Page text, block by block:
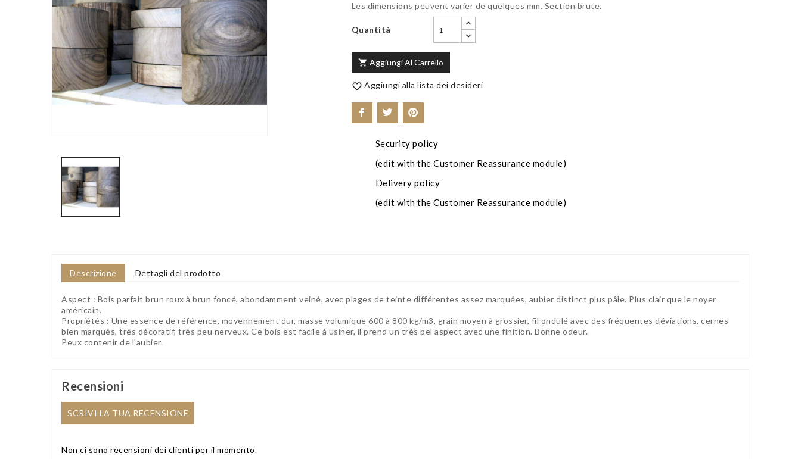
Les dimensions peuvent varier de quelques mm. Section brute.
Quantità
 Aggiungi Al Carrello
 Aggiungi alla lista dei desideri
Security policy
(edit with the Customer Reassurance module)
Delivery policy
(edit with the Customer Reassurance module)
Descrizione Dettagli del prodotto
Aspect : Bois parfait brun roux à brun foncé, abondamment veiné, avec plages de teinte différentes assez marquées, aubier distinct plus pâle. Plus clair que le noyer
américain.
Propriétés : Une essence de référence, moyennement dur, masse volumique 600 à 800 kg/m3, grain moyen à grossier, fil ondulé avec des fréquentes déviations, cernes
bien marqués, très décoratif, très peu nerveux. Ce bois est facile à usiner, il prend un très bel aspect avec une finition. Bonne odeur.
Peux contenir de l'aubier.
Recensioni
SCRIVI LA TUA RECENSIONE
Non ci sono recensioni dei clienti per il momento.